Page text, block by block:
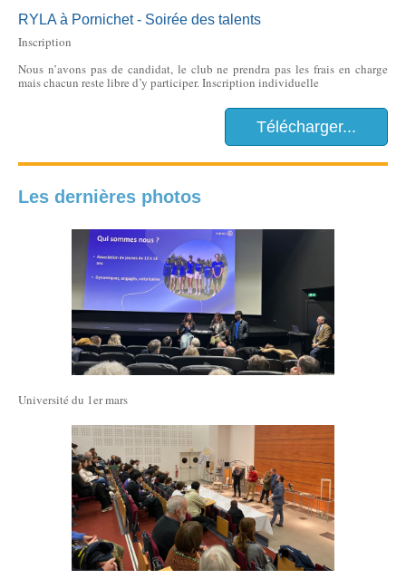
RYLA à Pornichet - Soirée des talents
Inscription
Nous n’avons pas de candidat, le club ne prendra pas les frais en charge
mais chacun reste libre d’y participer. Inscription individuelle
Télécharger...
Les dernières photos
Université du 1er mars